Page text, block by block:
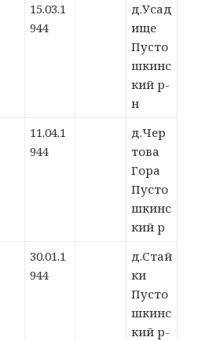
15.03.1
944
д.Усад
ище
Пусто
шкинс
кий р-
н
11.04.1
944
д.Чер
това
Гора
Пусто
шкинс
кий р
30.01.1
944
д.Стай
ки
Пусто
шкинс
кий р-